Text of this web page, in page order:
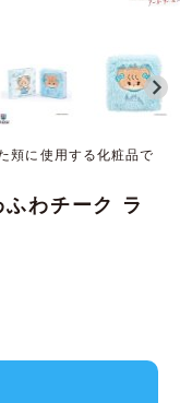
頬に使用する化粧品で
わチーク ラ